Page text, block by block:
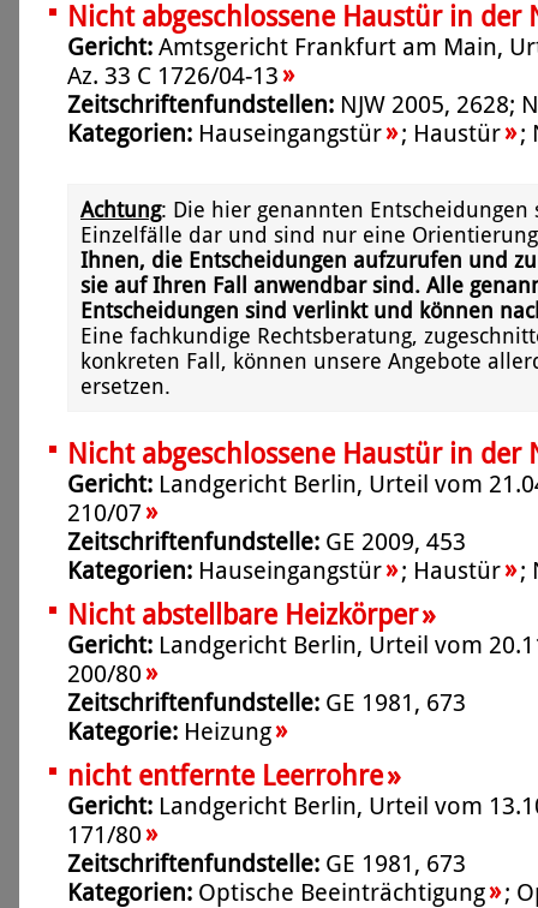
Nicht abgeschlossene Haustür in der
Gericht: Amtsgericht Frankfurt am Main,
Az. 33 C 1726/04-13»
Zeitschriftenfundstellen: NJW 2005, 2628;
Kategorien: Hauseingangstür»; Haustür»;
Achtung: Die hier genannten
Einzelfälle dar und sind nur eine
Ihnen, die Entscheidungen aufzurufen und
sie auf Ihren Fall anwendbar sind. Alle
Entscheidungen sind verlinkt und können
Eine fachkundige Rechtsberatung,
konkreten Fall, können unsere Angebote
ersetzen.
Nicht abgeschlossene Haustür in der
Gericht: Landgericht Berlin, Urteil vom
210/07»
Zeitschriftenfundstelle: GE 2009, 453
Kategorien: Hauseingangstür»; Haustür»;
Nicht abstellbare Heizkörper»
Gericht: Landgericht Berlin, Urteil vom
200/80»
Zeitschriftenfundstelle: GE 1981, 673
Kategorie: Heizung»
nicht entfernte Leerrohre»
Gericht: Landgericht Berlin, Urteil vom
171/80»
Zeitschriftenfundstelle: GE 1981, 673
Kategorien: Optische Beeinträchtigung»;